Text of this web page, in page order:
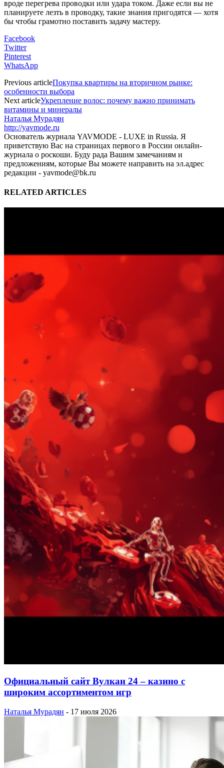
вроде перегрева проводки или удара током. Даже если вы не
планируете лезть в проводку, такие знания пригодятся — хотя
бы чтобы грамотно поставить задачу мастеру.
Facebook
Twitter
Pinterest
WhatsApp
Previous articleПокупка квартиры на вторичном рынке:
особенности выбора
Next articleУкрепление волос: почему важно принимать
витамины и минералы
Наталья Мурадян
http://yavmode.ru
Основатель журнала YAVMODE - LUXE in Russia. Я
приветствую Вас на страницах первого в России онлайн-
журнала о роскоши. Буду рада Вашим замечаниям и
предложениям, которые Вы можете направить на эл.адрес
редакции - yavmode@bk.ru
RELATED ARTICLES
Официальный сайт Вулкан 24 – казино с
широким ассортиментом игр
Наталья Мурадян - 17 июля 2026